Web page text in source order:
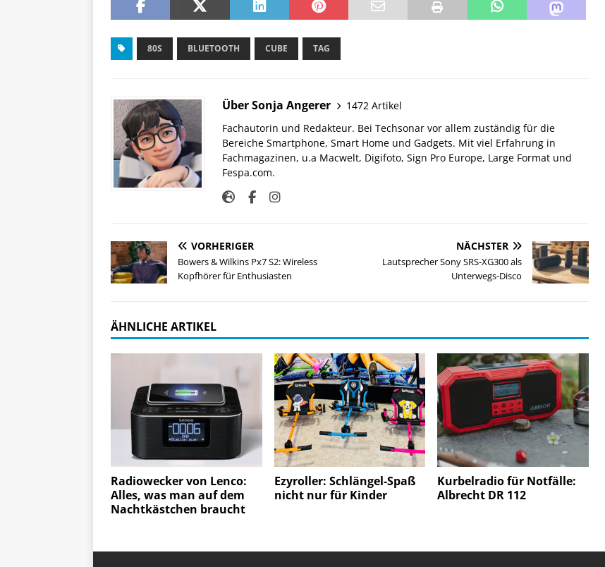
80S BLUETOOTH CUBE TAG
Über Sonja Angerer
1472 Artikel
Fachautorin und Redakteur. Bei Techsonar vor allem zuständig für die
Bereiche Smartphone, Smart Home und Gadgets. Mit viel Erfahrung in
Fachmagazinen, u.a Macwelt, Digifoto, Sign Pro Europe, Large Format und
Fespa.com.
VORHERIGER
Bowers & Wilkins Px7 S2: Wireless
Kopfhörer für Enthusiasten
NÄCHSTER
Lautsprecher Sony SRS-XG300 als
Unterwegs-Disco
ÄHNLICHE ARTIKEL
Radiowecker von Lenco:
Alles, was man auf dem
Nachtkästchen braucht
Ezyroller: Schlängel-Spaß
nicht nur für Kinder
Kurbelradio für Notfälle:
Albrecht DR 112